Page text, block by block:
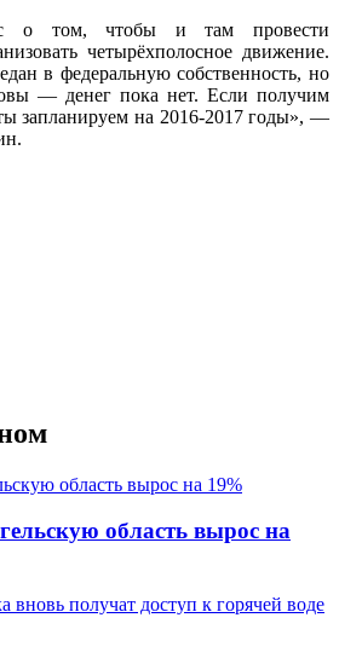
о том, чтобы и там провести
четырёхполосное движение.
в федеральную собственность, но
— денег пока нет. Если получим
запланируем на 2016-2017 годы», —
область вырос на